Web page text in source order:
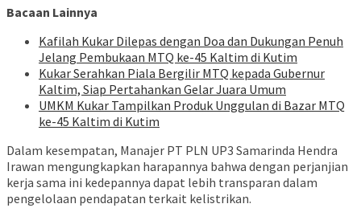
Bacaan Lainnya
Kafilah Kukar Dilepas dengan Doa dan Dukungan Penuh
Jelang Pembukaan MTQ ke-45 Kaltim di Kutim
Kukar Serahkan Piala Bergilir MTQ kepada Gubernur
Kaltim, Siap Pertahankan Gelar Juara Umum
UMKM Kukar Tampilkan Produk Unggulan di Bazar MTQ
ke-45 Kaltim di Kutim
Dalam kesempatan, Manajer PT PLN UP3 Samarinda Hendra
Irawan mengungkapkan harapannya bahwa dengan perjanjian
kerja sama ini kedepannya dapat lebih transparan dalam
pengelolaan pendapatan terkait kelistrikan.